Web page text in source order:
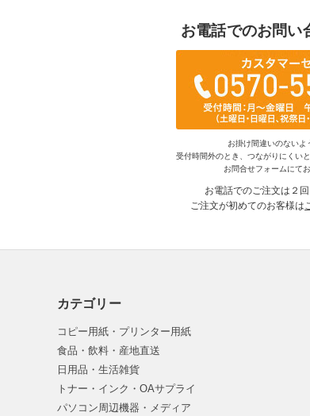
お電話でのお問い
お掛け間違いのないよ
受付時間外のとき、つながりにくい
お問合せフォームにて
お電話でのご注文は２
ご注文が初めてのお客様は
カテゴリー
コピー用紙・プリンター用紙
食品・飲料・産地直送
日用品・生活雑貨
トナー・インク・OAサプライ
パソコン周辺機器・メディア